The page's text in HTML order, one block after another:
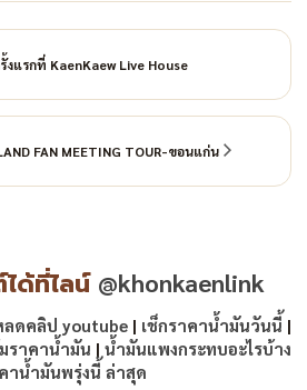
แรกที่ KaenKaew Live House
FAN MEETING TOUR-ขอนแก่น
ด้ที่ไลน์ @khonkaenlink
ลดคลิป youtube | เช็กราคาน้ำมันวันนี้ |
ราคาน้ำมัน | น้ำมันแพงกระทบอะไรบ้าง
าน้ำมันพรุ่งนี้ ล่าสุด